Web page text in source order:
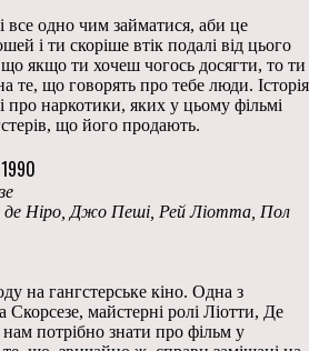
все одно чим займатися, аби це
і ти скоріше втік подалі від цього
якщо ти хочеш чогось досягти, то ти
те, що говорять про тебе люди. Історія
про наркотики, яких у цьому фільмі
що його продають.
1990
де Ніро, Джо Пеші, Рей Ліотта, Пол
на гангстерське кіно. Одна з
майстерні ролі Ліотти, Де
потрібно знати про фільм у